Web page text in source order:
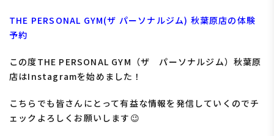
THE PERSONAL GYM(ザ パーソナルジム) 秋葉原店の体験
予約
この度THE PERSONAL GYM（ザ パーソナルジム）秋葉原
店はInstagramを始めました！
こちらでも皆さんにとって有益な情報を発信していくのでチ
ェックよろしくお願いします😉